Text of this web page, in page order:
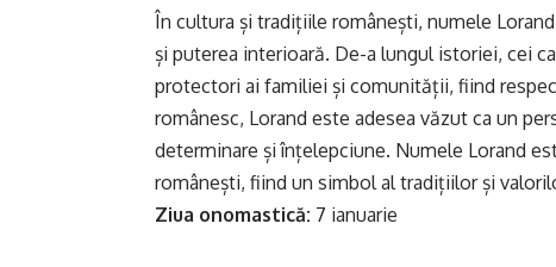
În cultura și tradițiile românești, numele
și puterea interioară. De-a lungul istoriei, cei
protectori ai familiei și comunității, fiind
românesc, Lorand este adesea văzut ca un
determinare și înțelepciune. Numele Lorand
românești, fiind un simbol al tradițiilor și
Ziua onomastică: 7 ianuarie